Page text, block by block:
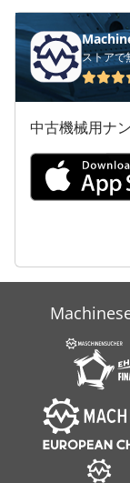
ストアで
中古機械用ナ